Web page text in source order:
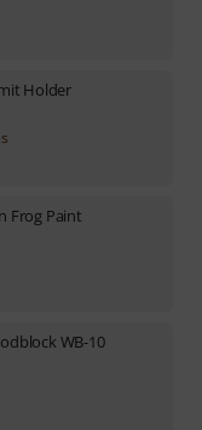
Holder
Frog Paint
WB-10